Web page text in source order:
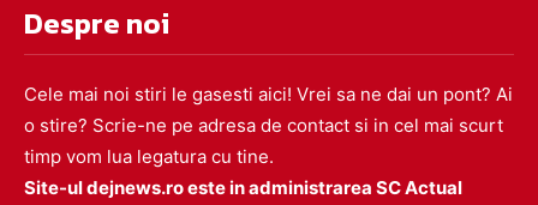
Despre noi
Cele mai noi stiri le gasesti aici! Vrei sa ne dai un pont? Ai
o stire? Scrie-ne pe adresa de contact si in cel mai scurt
timp vom lua legatura cu tine.
Site-ul dejnews.ro este in administrarea SC Actual